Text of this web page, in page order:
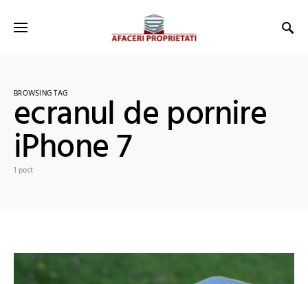
BROWSING TAG
ecranul de pornire
iPhone 7
1 post